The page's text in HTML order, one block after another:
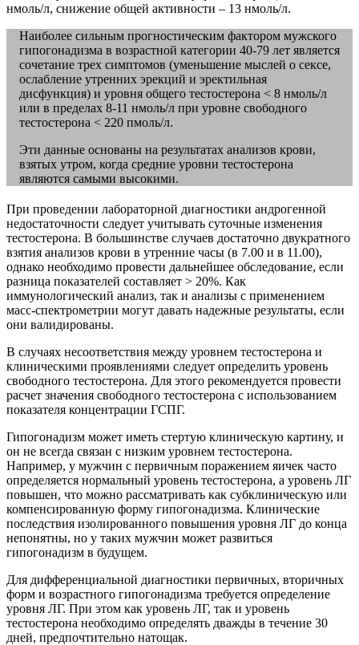
нмоль/л, снижение общей активности – 13 нмоль/л.
Наиболее сильным прогностическим фактором мужского
гипогонадизма в возрастной категории 40-79 лет является
сочетание трех симптомов (уменьшение мыслей о сексе,
ослабление утренних эрекций и эректильная
дисфункция) и уровня общего тестостерона < 8 нмоль/л
или в пределах 8-11 нмоль/л при уровне свободного
тестостерона < 220 пмоль/л.
Эти данные основаны на результатах анализов крови,
взятых утром, когда средние уровни тестостерона
являются самыми высокими.
При проведении лабораторной диагностики андрогенной
недостаточности следует учитывать суточные изменения
тестостерона. В большинстве случаев достаточно двукратного
взятия анализов крови в утренние часы (в 7.00 и в 11.00),
однако необходимо провести дальнейшее обследование, если
разница показателей составляет > 20%. Как
иммунологический анализ, так и анализы с применением
масс-спектрометрии могут давать надежные результаты, если
они валидированы.
В случаях несоответствия между уровнем тестостерона и
клиническими проявлениями следует определить уровень
свободного тестостерона. Для этого рекомендуется провести
расчет значения свободного тестостерона с использованием
показателя концентрации ГСПГ.
Гипогонадизм может иметь стертую клиническую картину, и
он не всегда связан с низким уровнем тестостерона.
Например, у мужчин с первичным поражением яичек часто
определяется нормальный уровень тестостерона, а уровень ЛГ
повышен, что можно рассматривать как субклиническую или
компенсированную форму гипогонадизма. Клинические
последствия изолированного повышения уровня ЛГ до конца
непонятны, но у таких мужчин может развиться
гипогонадизм в будущем.
Для дифференциальной диагностики первич­ных, вторичных
форм и возрастного гипогонадизма требуется определение
уровня ЛГ. При этом как уровень ЛГ, так и уровень
тестостерона необходимо определять дважды в течение 30
дней, предпочтительно натощак.